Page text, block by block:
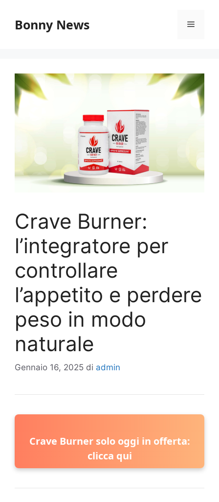
contenuto
Bonny News Menu
Crave Burner:
l’integratore per
controllare
l’appetito e perdere
peso in modo
naturale
Gennaio 16, 2025 di admin
Crave Burner solo oggi in offerta:
clicca qui